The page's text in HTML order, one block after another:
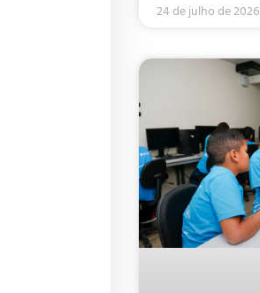
24 de julho de 2026